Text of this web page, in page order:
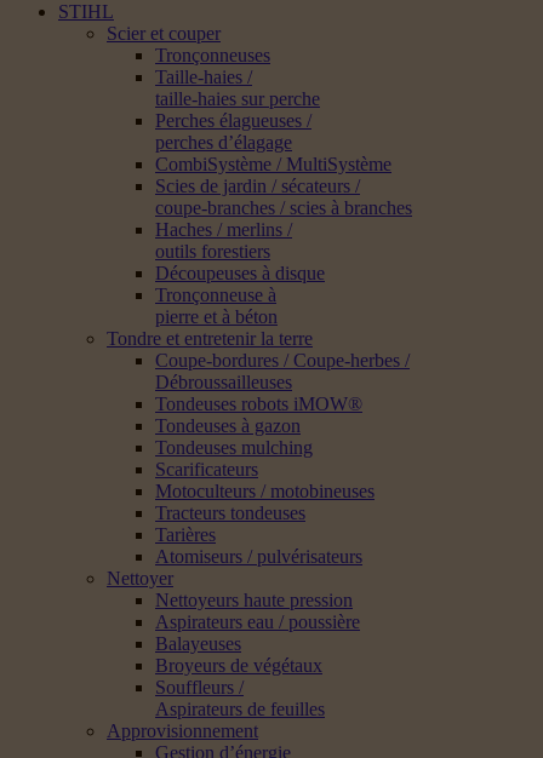
STIHL
Scier et couper
Tronçonneuses
Taille-haies /
taille-haies sur perche
Perches élagueuses /
perches d’élagage
CombiSystème / MultiSystème
Scies de jardin / sécateurs /
coupe-branches / scies à branches
Haches / merlins /
outils forestiers
Découpeuses à disque
Tronçonneuse à
pierre et à béton
Tondre et entretenir la terre
Coupe-bordures / Coupe-herbes /
Débroussailleuses
Tondeuses robots iMOW®
Tondeuses à gazon
Tondeuses mulching
Scarificateurs
Motoculteurs / motobineuses
Tracteurs tondeuses
Tarières
Atomiseurs / pulvérisateurs
Nettoyer
Nettoyeurs haute pression
Aspirateurs eau / poussière
Balayeuses
Broyeurs de végétaux
Souffleurs /
Aspirateurs de feuilles
Approvisionnement
Gestion d’énergie